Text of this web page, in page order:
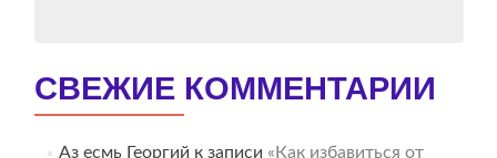
СВЕЖИЕ КОММЕНТАРИИ
Аз есмь Георгий к записи «Как избавиться от